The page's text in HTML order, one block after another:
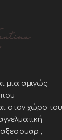
μια αμιγώς
που
στον χώρο του
,